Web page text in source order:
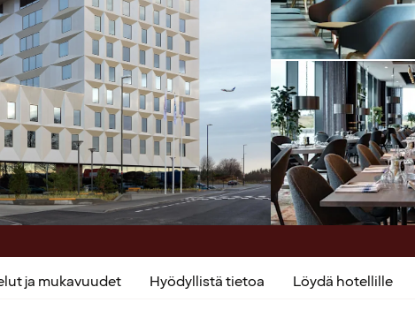
ja mukavuudet Hyödyllistä tietoa Löydä hotellille